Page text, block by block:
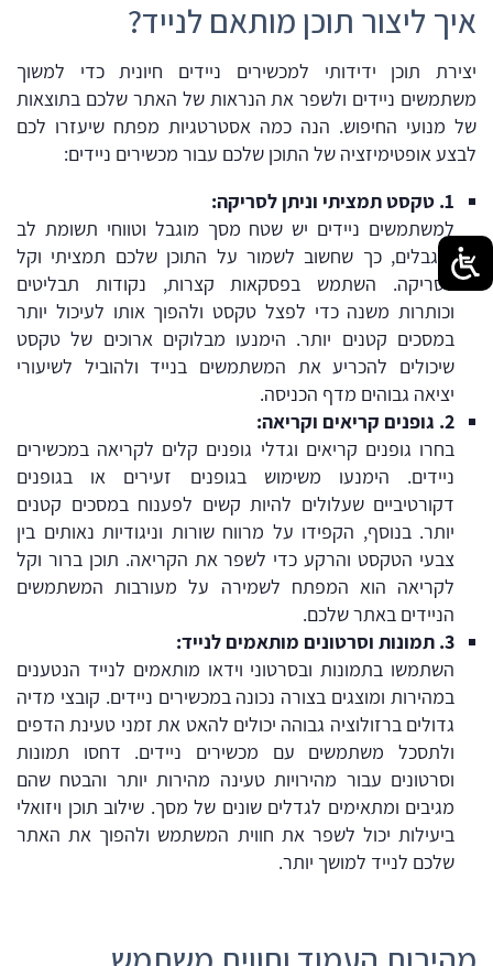
איך ליצור תוכן מותאם לנייד?
יצירת תוכן ידידותי למכשירים ניידים חיונית כדי למשוך
משתמשים ניידים ולשפר את הנראות של האתר שלכם בתוצאות
של מנועי החיפוש. הנה כמה אסטרטגיות מפתח שיעזרו לכם
לבצע אופטימיזציה של התוכן שלכם עבור מכשירים ניידים:
1
. טקסטתמציתי וניתן לסריקה:
למשתמשים ניידים יש שטח מסך מוגבל וטווחי תשומת לב
מוגבלים, כך שחשוב לשמור על התוכן שלכם תמציתי וקל
לסריקה. השתמש בפסקאות קצרות, נקודות תבליטים
וכותרות משנה כדי לפצל טקסט ולהפוך אותו לעיכול יותר
במסכים קטנים יותר. הימנעו מבלוקים ארוכים של טקסט
שיכולים להכריע את המשתמשים בנייד ולהוביל לשיעורי
יציאה גבוהים מדף הכניסה.
2
. גופנים קריאים וקריאה:
בחרו גופנים קריאים וגדלי גופנים קלים לקריאה במכשירים
ניידים. הימנעו משימוש בגופנים זעירים או בגופנים
דקורטיביים שעלולים להיות קשים לפענוח במסכים קטנים
יותר. בנוסף, הקפידו על מרווח שורות וניגודיות נאותים בין
צבעי הטקסט והרקע כדי לשפר את הקריאה. תוכן ברור וקל
לקריאה הוא המפתח לשמירה על מעורבות המשתמשים
הניידים באתר שלכם.
3
. תמונות וסרטונים מותאמים לנייד:
השתמשו בתמונות ובסרטוני וידאו מותאמים לנייד הנטענים
במהירות ומוצגים בצורה נכונה במכשירים ניידים. קובצי מדיה
גדולים ברזולוציה גבוהה יכולים להאט את זמני טעינת הדפים
ולתסכל משתמשים עם מכשירים ניידים. דחסו תמונות
וסרטונים עבור מהירויות טעינה מהירות יותר והבטח שהם
מגיבים ומתאימים לגדלים שונים של מסך. שילוב תוכן ויזואלי
ביעילות יכול לשפר את חווית המשתמש ולהפוך את האתר
שלכם לנייד למושך יותר.